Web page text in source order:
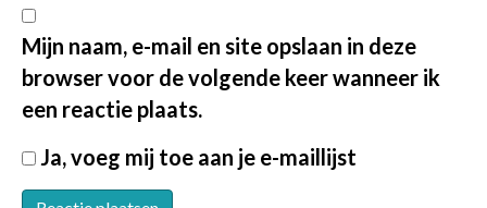
Mijn naam, e-mail en site opslaan in deze
browser voor de volgende keer wanneer ik
een reactie plaats.
Ja, voeg mij toe aan je e-maillijst